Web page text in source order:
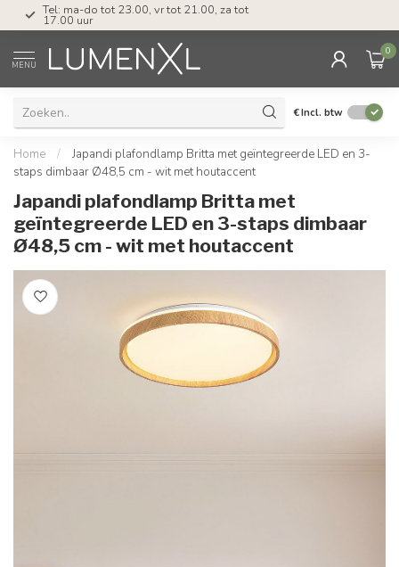
Tel: ma-do tot 23.00, vr tot 21.00, za tot
17.00 uur
MENU
0
€Incl. btw
Home /
Japandi plafondlamp Britta met geïntegreerde LED en 3-
staps dimbaar Ø48,5 cm - wit met houtaccent
Japandi plafondlamp Britta met
geïntegreerde LED en 3-staps dimbaar
Ø48,5 cm - wit met houtaccent